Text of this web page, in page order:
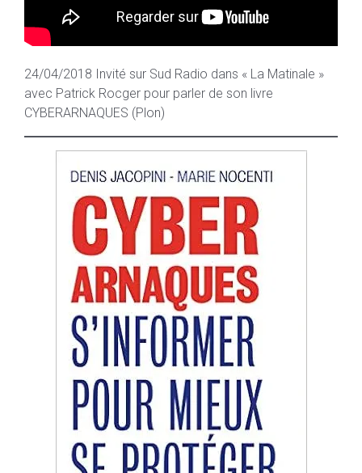
24/04/2018 Invité sur Sud Radio dans « La Matinale »
avec Patrick Rocger pour parler de son livre
CYBERARNAQUES (Plon)